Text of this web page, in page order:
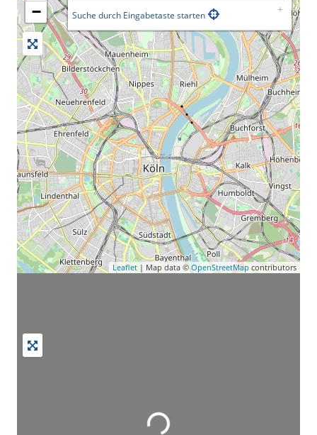
−
Suche durch Eingabetaste starten
Leaflet | Map data ©OpenStreetMapcontributors
Wird geladen …